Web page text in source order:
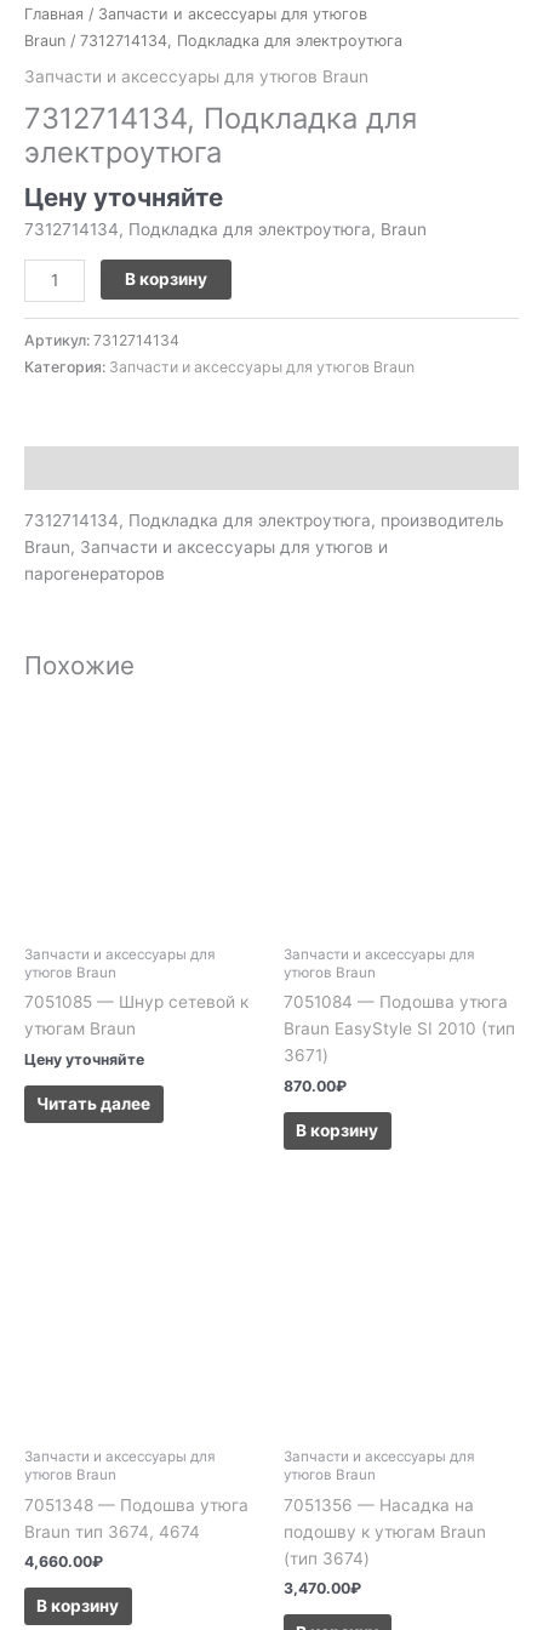
Главная / Запчасти и аксессуары для утюгов
Braun / 7312714134, Подкладка для электроутюга
Запчасти и аксессуары для утюгов Braun
7312714134, Подкладка для
электроутюга
Цену уточняйте
7312714134, Подкладка для электроутюга, Braun
В корзину
Артикул: 7312714134
Категория: Запчасти и аксессуары для утюгов Braun
7312714134, Подкладка для электроутюга, производитель
Braun, Запчасти и аксессуары для утюгов и
парогенераторов
Похожие
Запчасти и аксессуары для
утюгов Braun
7051085 — Шнур сетевой к
утюгам Braun
Цену уточняйте
Читать далее
Запчасти и аксессуары для
утюгов Braun
7051084 — Подошва утюга
Braun EasyStyle SI 2010 (тип
3671)
870.00₽
В корзину
Запчасти и аксессуары для
утюгов Braun
7051348 — Подошва утюга
Braun тип 3674, 4674
4,660.00₽
В корзину
Запчасти и аксессуары для
утюгов Braun
7051356 — Насадка на
подошву к утюгам Braun
(тип 3674)
3,470.00₽